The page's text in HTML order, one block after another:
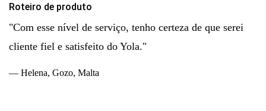
Roteiro de produto
"Com esse nível de serviço, tenho certeza de que serei
cliente fiel e satisfeito do Yola."
— Helena, Gozo, Malta